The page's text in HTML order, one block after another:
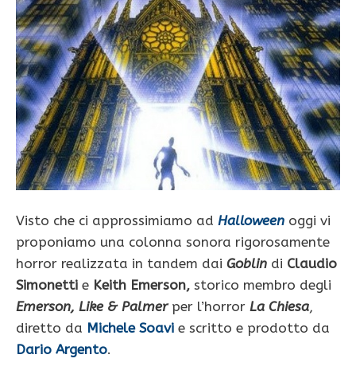
Visto che ci approssimiamo ad Halloween oggi vi
proponiamo una colonna sonora rigorosamente
horror realizzata in tandem dai Goblin di Claudio
Simonetti e Keith Emerson, storico membro degli
Emerson, Like & Palmerper l’horror La Chiesa,
diretto da Michele Soavi e scritto e prodotto da
Dario Argento.